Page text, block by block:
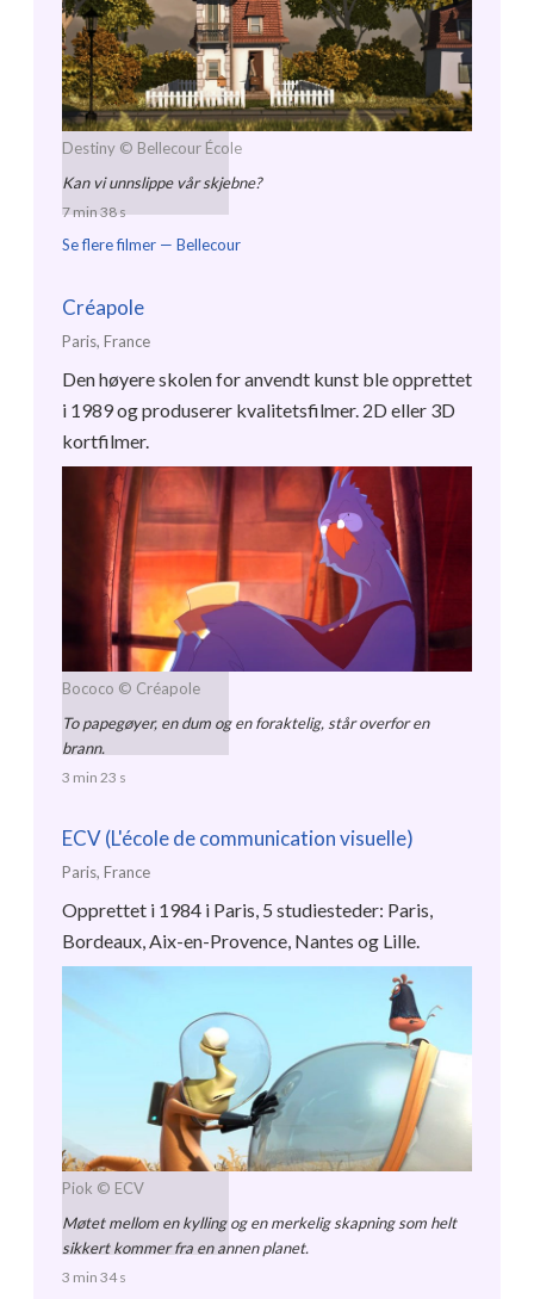
Destiny © Bellecour École
Kan vi unnslippe vår skjebne?
7 min 38 s
Se flere filmer — Bellecour
Créapole
Paris, France
Den høyere skolen for anvendt kunst ble opprettet
i 1989 og produserer kvalitetsfilmer. 2D eller 3D
kortfilmer.
Bococo © Créapole
To papegøyer, en dum og en foraktelig, står overfor en
brann.
3 min 23 s
ECV (L'école de communication visuelle)
Paris, France
Opprettet i 1984 i Paris, 5 studiesteder: Paris,
Bordeaux, Aix-en-Provence, Nantes og Lille.
Piok © ECV
Møtet mellom en kylling og en merkelig skapning som helt
sikkert kommer fra en annen planet.
3 min 34 s